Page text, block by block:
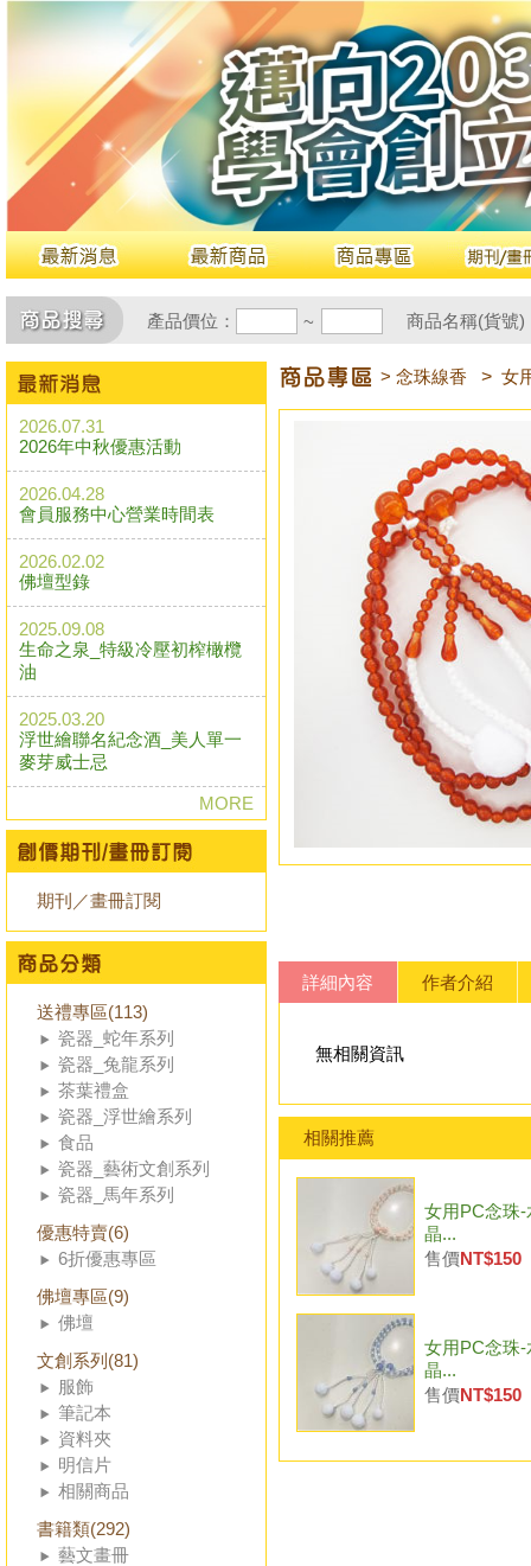
產品價位： ~ 商品名稱(貨號
2026.07.31
2026年中秋優惠活動
2026.04.28
會員服務中心營業時間表
2026.02.02
佛壇型錄
2025.09.08
生命之泉_特級冷壓初榨橄欖
油
2025.03.20
浮世繪聯名紀念酒_美人單一
麥芽威士忌
MORE
期刊／畫冊訂閱
送禮專區(113)
瓷器_蛇年系列
瓷器_兔龍系列
茶葉禮盒
瓷器_浮世繪系列
食品
瓷器_藝術文創系列
瓷器_馬年系列
優惠特賣(6)
6折優惠專區
佛壇專區(9)
佛壇
文創系列(81)
服飾
筆記本
資料夾
明信片
相關商品
書籍類(292)
藝文畫冊
> 念珠線香 > 女
詳細內容 作者介紹
無相關資訊
相關推薦
女用PC念珠-
晶...
售價NT$150
女用PC念珠-
晶...
售價NT$150